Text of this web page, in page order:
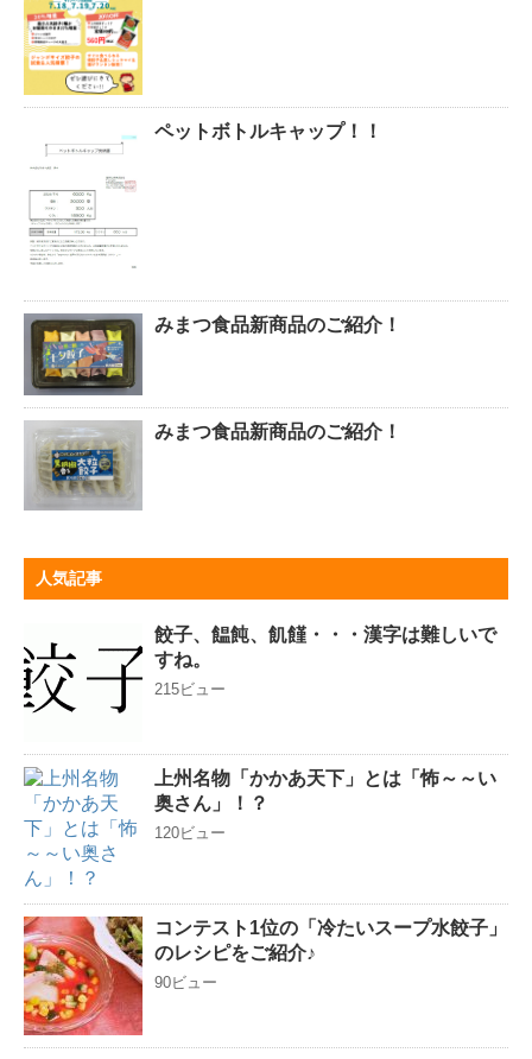
ペットボトルキャップ！！
みまつ食品新商品のご紹介！
みまつ食品新商品のご紹介！
人気記事
餃子、饂飩、飢饉・・・漢字は難しいで
すね。
215ビュー
上州名物「かかあ天下」とは「怖～～い
奥さん」！？
120ビュー
コンテスト1位の「冷たいスープ水餃子」
のレシピをご紹介♪
90ビュー